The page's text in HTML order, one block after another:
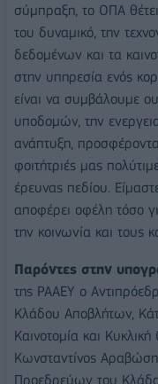
σύμπραξη, το ΟΠΑ
του δυναμικό, την
δεδομένων και τα
στην υπηρεσία ενός
είναι να συμβάλουμε
υποδομών, την
ανάπτυξη,
φοιτήτριές μας
έρευνας πεδίου.
αποφέρει οφέλη τόσο
την κοινωνία και τους
Παρόντες στην
της ΡΑΑΕΥ ο
Κλάδου Αποβλήτων,
Καινοτομία και
Κωνσταντίνος
Προεδρεύων του